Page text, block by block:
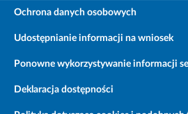
Ochrona danych osobowych
Udostępnianie informacji na wniosek
Ponowne wykorzystywanie informacji
Deklaracja dostępności